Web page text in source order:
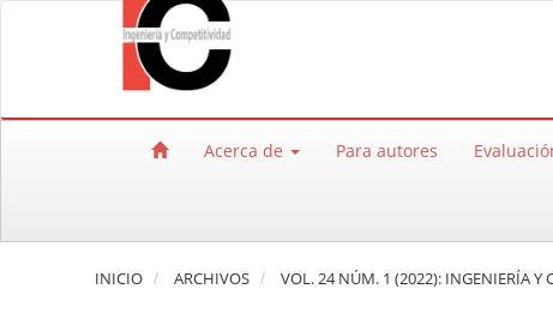
Salto rápido al contenido de la página
Navegación principal
Contenido principal
Acerca de Para autores
INICIO ARCHIVOS VOL. 24 NÚM. 1 (2022): INGENIERÍA Y